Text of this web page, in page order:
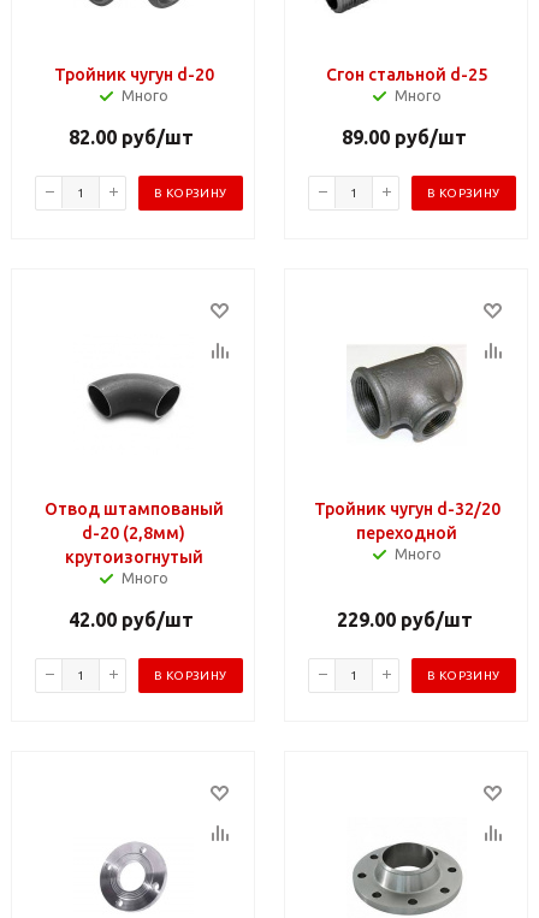
Тройник чугун d-20
Много
82.00 руб/шт
В КОРЗИНУ
Сгон стальной d-25
Много
89.00 руб/шт
В КОРЗИНУ
Отвод штампованый
d-20 (2,8мм)
крутоизогнутый
Много
42.00 руб/шт
В КОРЗИНУ
Тройник чугун d-32/20
переходной
Много
229.00руб/шт
В КОРЗИНУ